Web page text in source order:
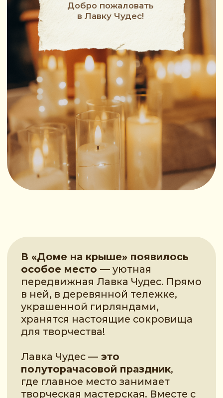
В «Доме на крыше» появилось
особое место —уютная
передвижная Лавка Чудес. Прямо
в ней, в деревянной тележке,
украшенной гирляндами,
хранятся настоящие сокровища
для творчества!
Лавка Чудес —это
полуторачасовой праздник
где главное место занимает
ловцов солнца, птиц счастья и
финале — тёплый ритуал
загадывания желаний и
поздравления именинника (-цы).